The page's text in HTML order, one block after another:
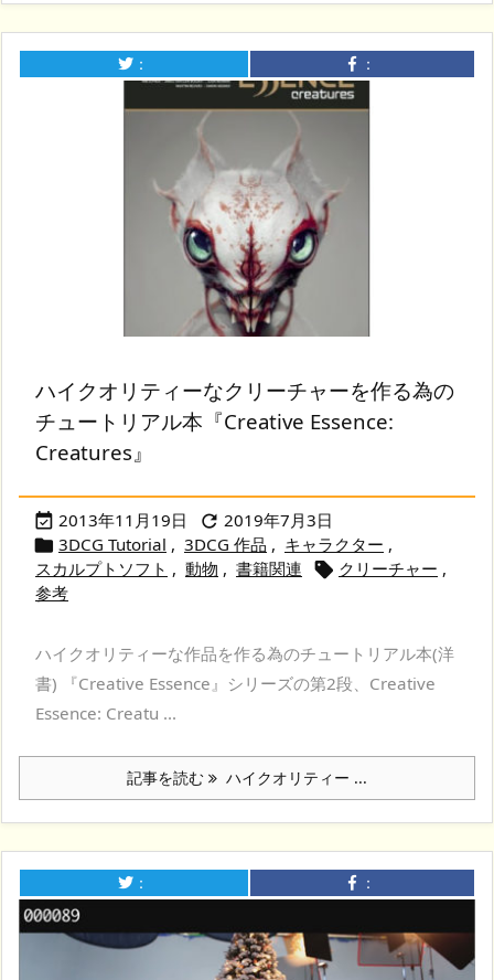
： ：
ハイクオリティーなクリーチャーを作る為の
チュートリアル本『Creative Essence:
Creatures』
 2013年11月19日  2019年7月3日
 3DCG Tutorial , 3DCG 作品 , キャラクター ,
スカルプトソフト , 動物 , 書籍関連  クリーチャー ,
参考
ハイクオリティーな作品を作る為のチュートリアル本(洋
書) 『Creative Essence』シリーズの第2段、Creative
Essence: Creatu ...
記事を読む ハイクオリティー ...
： ：